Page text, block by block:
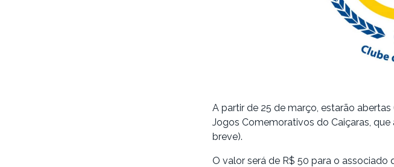
A partir de 25 de março, estarão
Jogos Comemorativos do Caiçaras,
breve).
O valor será de R$ 50 para o associado